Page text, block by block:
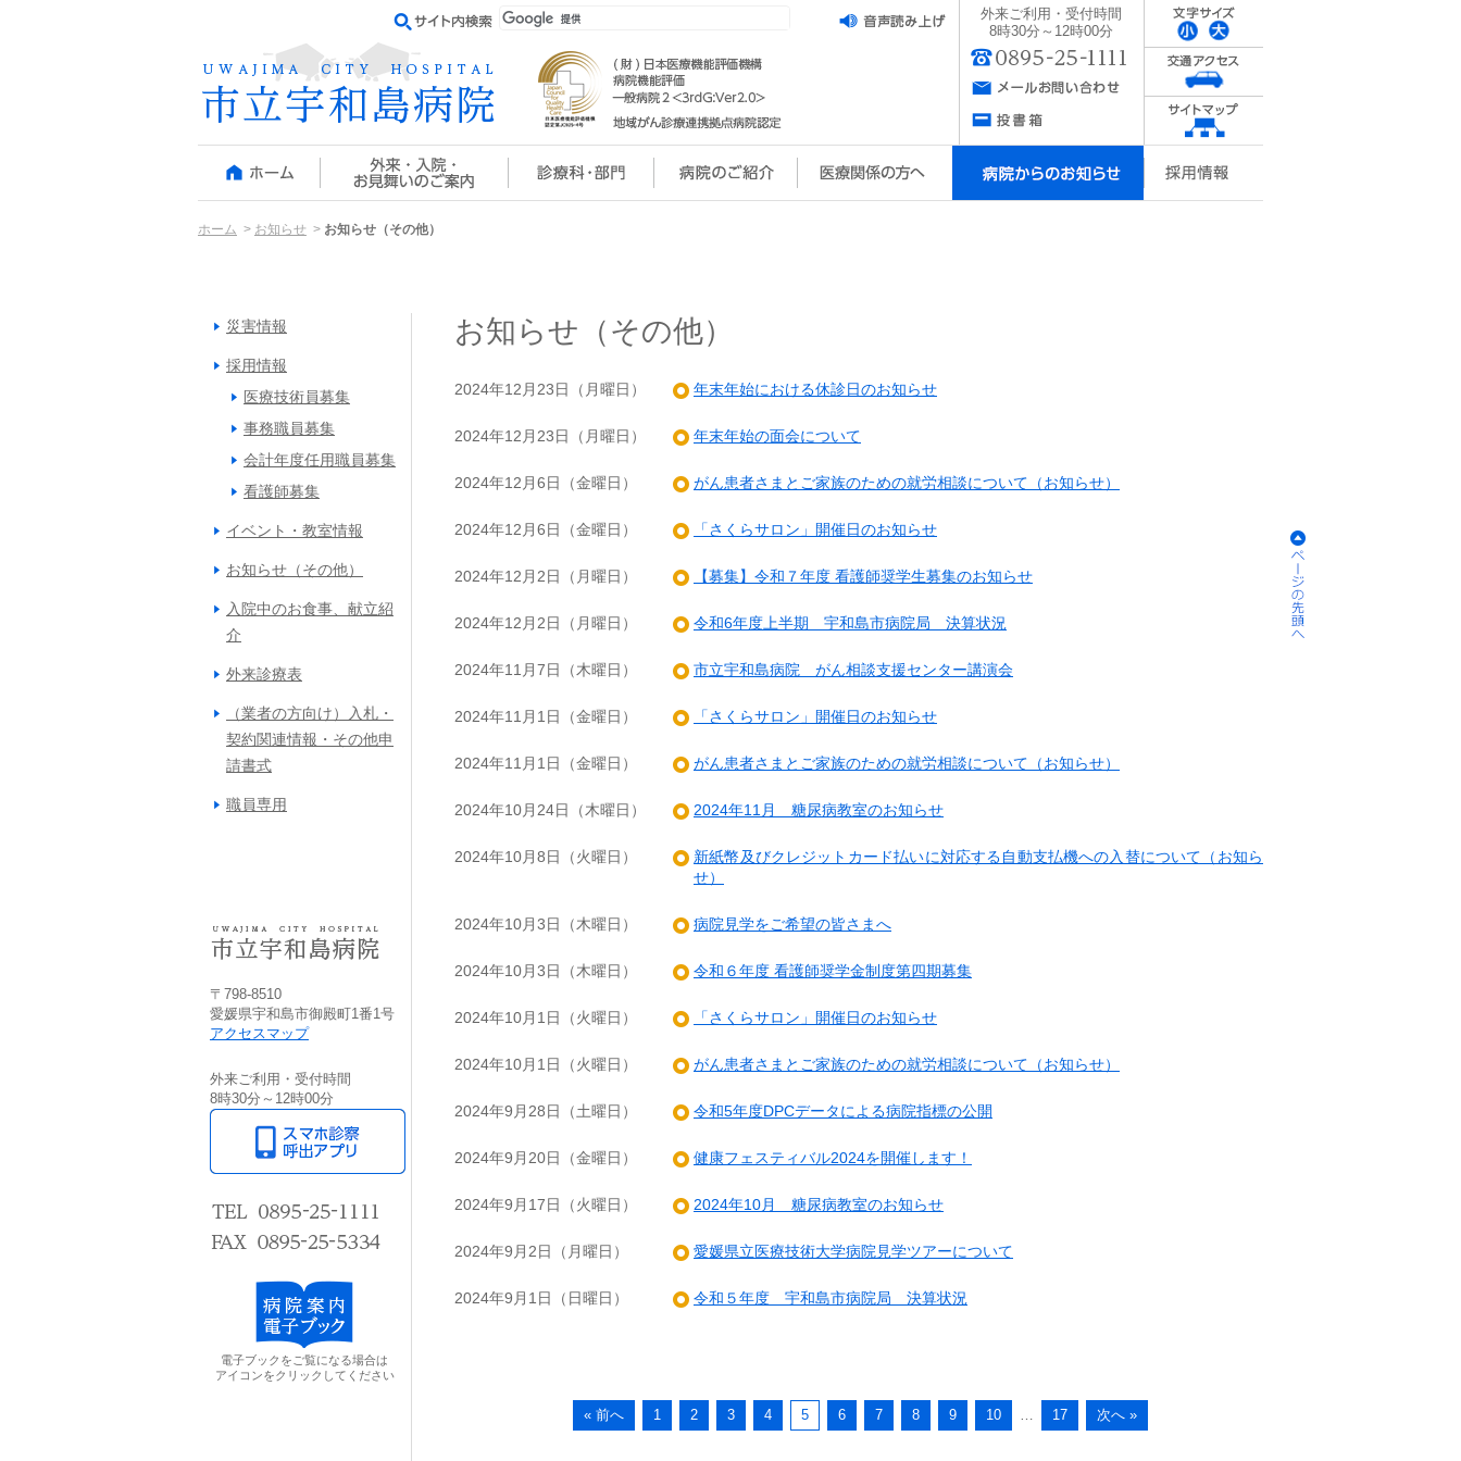
外来ご利用・受付時間
8時30分～12時00分
ホーム お知らせ お知らせ（その他）
災害情報
採用情報
医療技術員募集
事務職員募集
会計年度任用職員募集
看護師募集
イベント・教室情報
お知らせ（その他）
入院中のお食事、献立紹
介
外来診療表
（業者の方向け）入札・
契約関連情報・その他申
請書式
職員専用
〒798-8510
愛媛県宇和島市御殿町1番1号
アクセスマップ
外来ご利用・受付時間
8時30分～12時00分
電子ブックをご覧になる場合は
アイコンをクリックしてください
お知らせ（その他）
2024年12月23日（月曜日） 年末年始における休診日のお知らせ
2024年12月23日（月曜日） 年末年始の面会について
2024年12月6日（金曜日） がん患者さまとご家族のための就労相談について（お知らせ）
2024年12月6日（金曜日） 「さくらサロン」開催日のお知らせ
2024年12月2日（月曜日） 【募集】令和７年度 看護師奨学生募集のお知らせ
2024年12月2日（月曜日） 令和6年度上半期 宇和島市病院局 決算状況
2024年11月7日（木曜日） 市立宇和島病院 がん相談支援センター講演会
2024年11月1日（金曜日） 「さくらサロン」開催日のお知らせ
2024年11月1日（金曜日） がん患者さまとご家族のための就労相談について（お知らせ）
2024年10月24日（木曜日） 2024年11月 糖尿病教室のお知らせ
2024年10月8日（火曜日）
新紙幣及びクレジットカード払いに対応する自動支払機への入替について（お知ら
せ）
2024年10月3日（木曜日） 病院見学をご希望の皆さまへ
2024年10月3日（木曜日） 令和６年度 看護師奨学金制度第四期募集
2024年10月1日（火曜日） 「さくらサロン」開催日のお知らせ
2024年10月1日（火曜日） がん患者さまとご家族のための就労相談について（お知らせ）
2024年9月28日（土曜日） 令和5年度DPCデータによる病院指標の公開
2024年9月20日（金曜日） 健康フェスティバル2024を開催します！
2024年9月17日（火曜日） 2024年10月 糖尿病教室のお知らせ
2024年9月2日（月曜日） 愛媛県立医療技術大学病院見学ツアーについて
2024年9月1日（日曜日） 令和５年度 宇和島市病院局 決算状況
« 前へ 1 2 3 4 5 6 7 8 9 10 … 17 次へ »